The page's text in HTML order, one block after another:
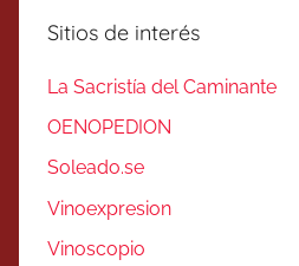
Sitios de interés
La Sacristía del Caminante
OENOPEDION
Soleado.se
Vinoexpresion
Vinoscopio